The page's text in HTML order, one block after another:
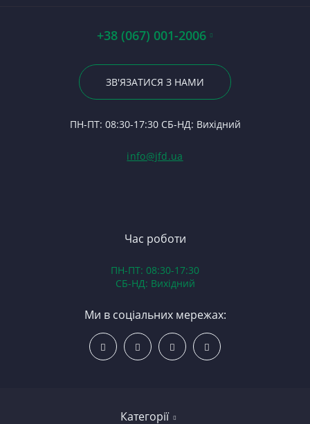
+38 (067) 001-2006
ЗВ'ЯЗАТИСЯ З НАМИ
ПН-ПТ: 08:30-17:30 СБ-НД: Вихідний
info@jfd.ua
Категорії
Час роботи
ПН-ПТ: 08:30-17:30
СБ-НД: Вихідний
Ми в соціальних мережах: